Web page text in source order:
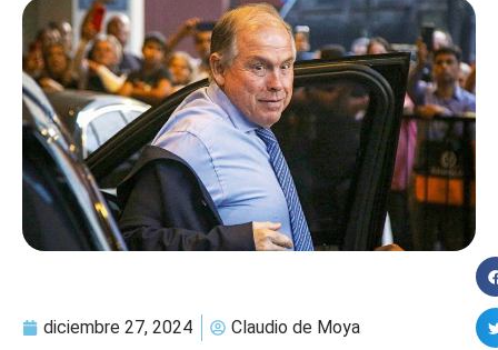
diciembre 27, 2024 Claudio de Moya